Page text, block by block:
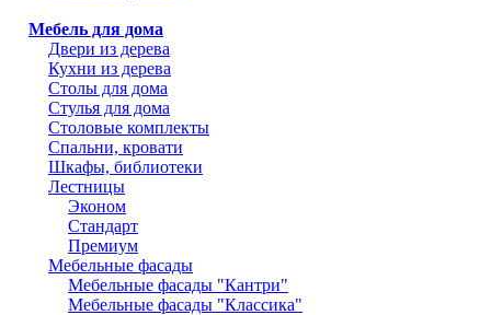
Мебель для дома
Двери из дерева
Кухни из дерева
Столы для дома
Стулья для дома
Столовые комплекты
Спальни, кровати
Шкафы, библиотеки
Лестницы
Эконом
Стандарт
Премиум
Мебельные фасады
Мебельные фасады "Кантри"
Мебельные фасады "Классика"